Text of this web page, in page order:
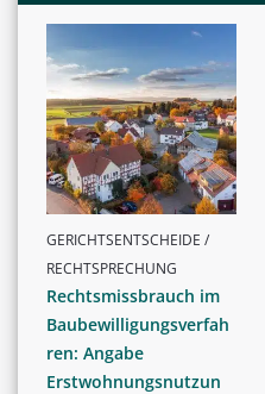
GERICHTSENTSCHEIDE /
RECHTSPRECHUNG
Rechtsmissbrauch im
Baubewilligungsverfah
ren: Angabe
Erstwohnungsnutzun